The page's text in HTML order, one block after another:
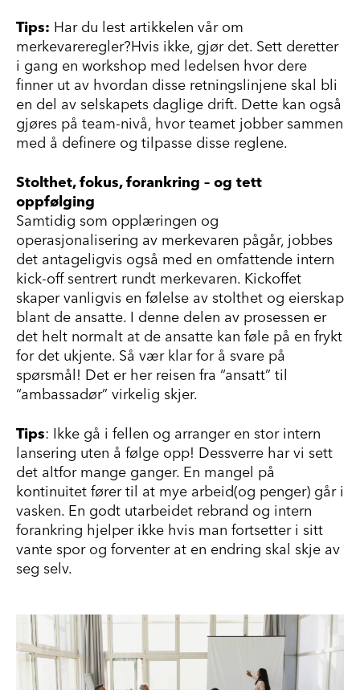
Tips: Har du lest artikkelen vår om
merkevareregler? Hvis ikke, gjør det. Sett deretter
i gang en workshop med ledelsen hvor dere
finner ut av hvordan disse retningslinjene skal bli
en del av selskapets daglige drift. Dette kan også
gjøres på team-nivå, hvor teamet jobber sammen
med å definere og tilpasse disse reglene.
Stolthet, fokus, forankring – og tett
oppfølging
Samtidig som opplæringen og
operasjonalisering av merkevaren pågår, jobbes
det antageligvis også med en omfattende intern
kick-off sentrert rundt merkevaren. Kickoffet
skaper vanligvis en følelse av stolthet og eierskap
blant de ansatte. I denne delen av prosessen er
det helt normalt at de ansatte kan føle på en frykt
for det ukjente. Så vær klar for å svare på
spørsmål! Det er her reisen fra “ansatt” til
“ambassadør” virkelig skjer.
Tips:
Ikke gå i fellen og arranger en stor intern
lansering uten å følge opp! Dessverre har vi sett
det altfor mange ganger. En mangel på
kontinuitet fører til at mye arbeid(og penger) går i
vasken. En godt utarbeidet rebrand og intern
forankring hjelper ikke hvis man fortsetter i sitt
vante spor og forventer at en endring skal skje av
seg selv.